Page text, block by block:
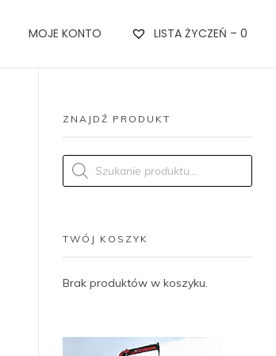
MOJE KONTO LISTA ŻYCZEŃ –0
ZNAJDŹ PRODUKT
Products
search
TWÓJ KOSZYK
Brak produktów w koszyku.